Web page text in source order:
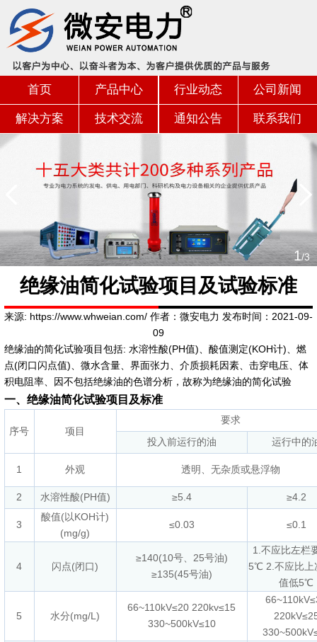
首页 产品中心 行业动态 公司新闻
解决方案 技术交流 通知公告 联系我们
1/3
绝缘油简化试验项目及试验标准
来源: https://www.whweian.com/ 作者：微安电力 发布时间：2021-09-
09
绝缘油的简化试验项目包括: 水溶性酸(PH值)、酸值测定(KOH计)、燃
点(闭口闪点值)、微水含量、界面张力、介质损耗因素、击穿电压、体
积电阻率、因不包括绝缘油的色谱分析，故称为绝缘油的简化试验
一、绝缘油简化试验项目及标准
序号 项目
要求
投入前运行的油
运行中的
1 外观 透明、无杂质或悬浮物
2 水溶性酸(PH值) ≥5.4 ≥4.2
3
酸值(以KOH计)
(mg/g)
≤0.03 ≤0.1
4 闪点(闭口)
≥140(10号、25号油)
≥135(45号油)
1.不应比左栏
5℃ 2.不应比上
值低5℃
5 水分(mg/L)
66~110kV≤20 220kv≤15
330~500kV≤10